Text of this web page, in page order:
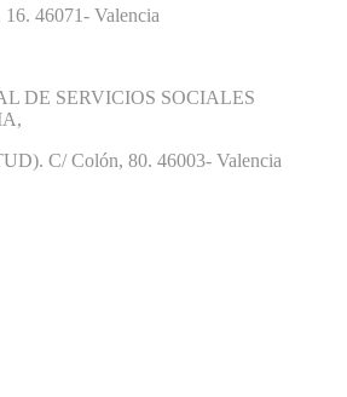
16. 46071- Valencia
DE SERVICIOS SOCIALES
C/ Colón, 80. 46003- Valencia